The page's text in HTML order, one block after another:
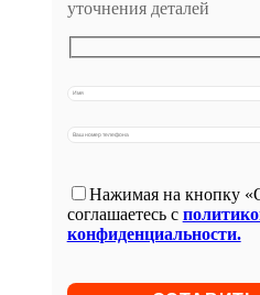
уточнения деталей
Нажимая на кнопку
соглашаетесь с
конфиденциальности.